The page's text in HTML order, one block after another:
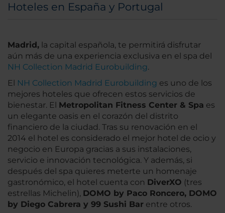
Hoteles en España y Portugal
Madrid, la capital española, te permitirá disfrutar
aún más de una experiencia exclusiva en el spa del
NH Collection Madrid Eurobuilding.
El NH Collection Madrid Eurobuilding es uno de los
mejores hoteles que ofrecen estos servicios de
bienestar. El Metropolitan Fitness Center & Spa es
un elegante oasis en el corazón del distrito
financiero de la ciudad. Tras su renovación en el
2014 el hotel es considerado el mejor hotel de ocio y
negocio en Europa gracias a sus instalaciones,
servicio e innovación tecnológica. Y además, si
después del spa quieres meterte un homenaje
gastronómico, el hotel cuenta con DiverXO (tres
estrellas Michelin), DOMO by Paco Roncero, DOMO
by Diego Cabrera y 99 Sushi Bar entre otros.